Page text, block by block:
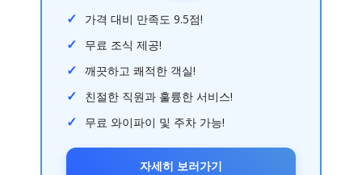
가격 대비 만족도 9.5점!
무료 조식 제공!
깨끗하고 쾌적한 객실!
친절한 직원과 훌륭한 서비스!
무료 와이파이 및 주차 가능!
자세히 보러가기